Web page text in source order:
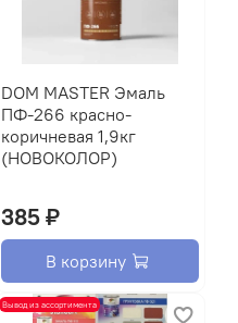
DOM MASTER Эмаль
ПФ-266 красно-
коричневая 1,9кг
(НОВОКОЛОР)
385 ₽
В корзину
Вывод из ассортимента